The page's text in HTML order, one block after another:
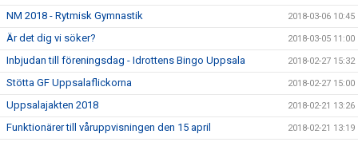
NM 2018 - Rytmisk Gymnastik 2018-03-06 10:45
Är det dig vi söker? 2018-03-05 11:00
Inbjudan till föreningsdag - Idrottens Bingo Uppsala 2018-02-27 15:32
Stötta GF Uppsalaflickorna 2018-02-27 15:00
Uppsalajakten 2018 2018-02-21 13:26
Funktionärer till våruppvisningen den 15 april 2018-02-21 13:19